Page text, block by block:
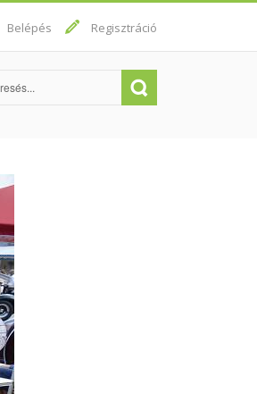
Belépés Regisztráció